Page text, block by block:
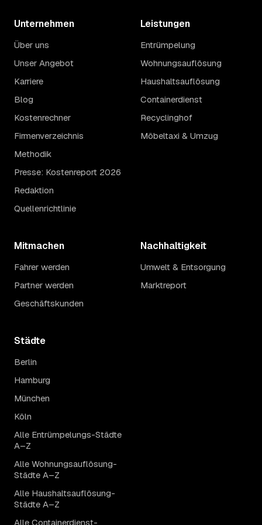
Unternehmen
Über uns
Unser Angebot
Karriere
Blog
Kostenrechner
Firmenverzeichnis
Methodik
Presse: Kostenreport 2026
Redaktion
Quellenrichtlinie
Leistungen
Entrümpelung
Wohnungsauflösung
Haushaltsauflösung
Containerdienst
Recyclinghof
Möbeltaxi & Umzug
Mitmachen
Fahrer werden
Partner werden
Geschäftskunden
Nachhaltigkeit
Umwelt & Entsorgung
Marktreport
Städte
Berlin
Hamburg
München
Köln
Alle Entrümpelungs-Städte
A–Z
Alle Wohnungsauflösung-
Städte A–Z
Alle Haushaltsauflösung-
Städte A–Z
Alle Containerdienst-